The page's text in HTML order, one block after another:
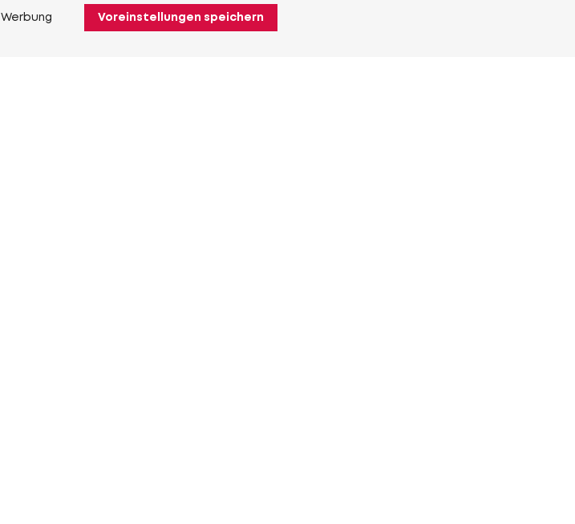
Werbung Voreinstellungen speichern